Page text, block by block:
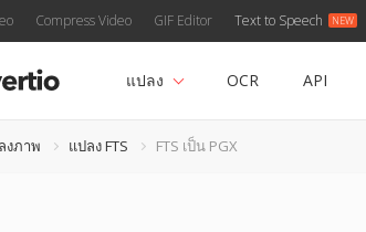
Compress Video GIF Editor Text to Speech
แปลง OCR API
งภาพ แปลง FTS FTS เป็น PGX